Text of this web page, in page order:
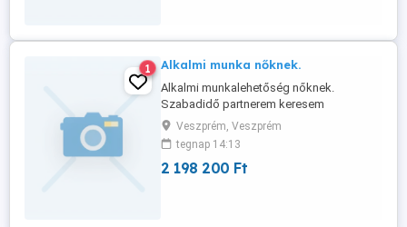
1 Alkalmi munka nőknek.
Alkalmi munkalehetőség nőknek.
Szabadidő partnerem keresem
Veszprémben 1 hellyel vagy kocsival
rendelkező nő személyében.
Veszprém, Veszprém
tegnap 14:13
2 198 200 Ft